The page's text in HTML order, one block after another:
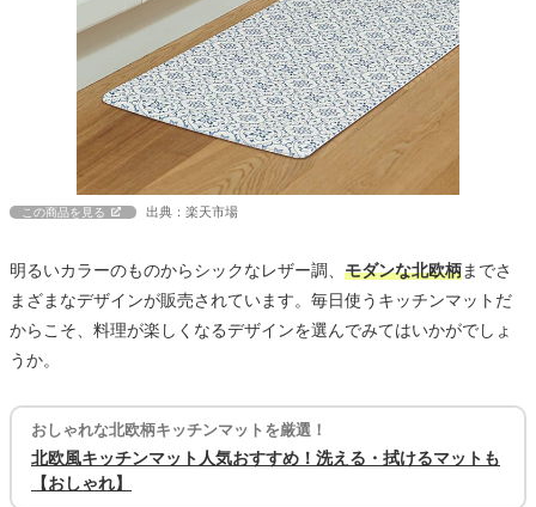
この商品を見る 出典：楽天市場
明るいカラーのものからシックなレザー調、 モダンな北欧柄までさ
まざまなデザインが販売されています。毎日使うキッチンマットだ
からこそ、料理が楽しくなるデザインを選んでみてはいかがでしょ
うか。
おしゃれな北欧柄キッチンマットを厳選！
北欧風キッチンマット人気おすすめ！洗える・拭けるマットも
【おしゃれ】